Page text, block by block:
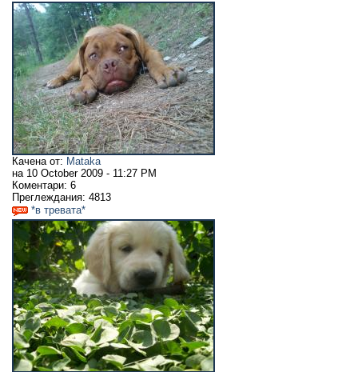
Качена от: Mataka
на 10 October 2009 - 11:27 PM
Коментари: 6
Преглеждания: 4813
*в тревата*